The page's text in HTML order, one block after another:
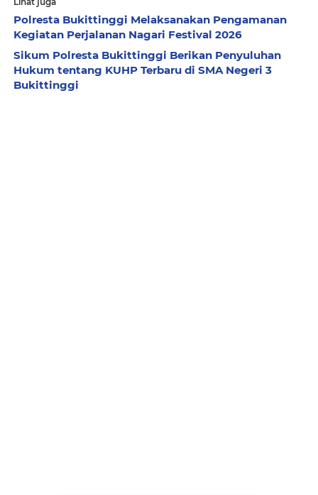
Polresta Bukittinggi Melaksanakan Pengamanan
Kegiatan Perjalanan Nagari Festival 2026
Sikum Polresta Bukittinggi Berikan Penyuluhan
Hukum tentang KUHP Terbaru di SMA Negeri 3
Bukittinggi